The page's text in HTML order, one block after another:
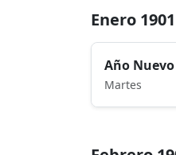
Enero 1901
Año Nuevo
Martes